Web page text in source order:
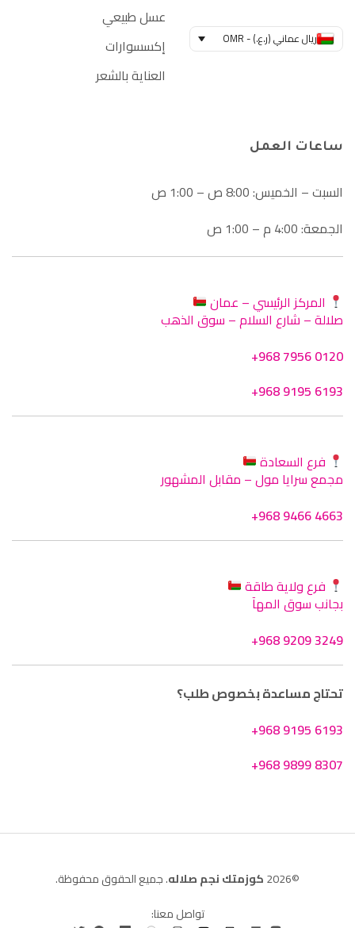
ريال عماني (ر.ع.) - OMR
عسل طبيعي
إكسسوارات
العناية بالشعر
ساعات العمل
السبت – الخميس: 8:00 ص – 1:00 ص
الجمعة: 4:00 م – 1:00 ص
المركز الرئيسي – عمان
صلالة – شارع السلام – سوق الذهب
+968 7956 0120
+968 9195 6193
فرع السعادة
مجمع سرايا مول – مقابل المشهور
+968 9466 4663
فرع ولاية طاقة
بجانب سوق المهآ
+968 9209 3249
تحتاج مساعدة بخصوص طلب؟
+968 9195 6193
+968 9899 8307
©2026 كوزمتك نجم صلاله. جميع الحقوق محفوظة.
تواصل معنا: